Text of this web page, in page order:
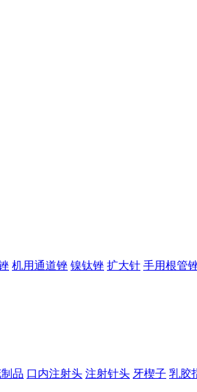
机用通道锉 镍钛锉 扩大针 手用根管
品 口内注射头 注射针头 牙楔子 乳胶